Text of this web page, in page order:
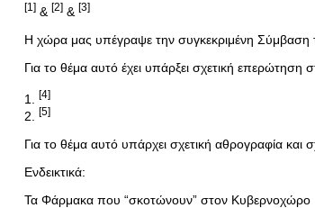
[1]& [2]& [3]
Η χώρα μας υπέγραψε την συγκεκριμένη Σύμβαση
Για το θέμα αυτό έχει υπάρξει σχετική επερώτηση
1. [4]
2. [5]
Για το θέμα αυτό υπάρχει σχετική αθρογραφία και
Ενδεικτικά:
Τα Φάρμακα που “σκοτώνουν” στον Κυβερνοχώρο